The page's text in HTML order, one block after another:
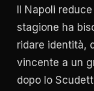
Il Napoli
stagione ha
ridare identità,
vincente a un
dopo lo